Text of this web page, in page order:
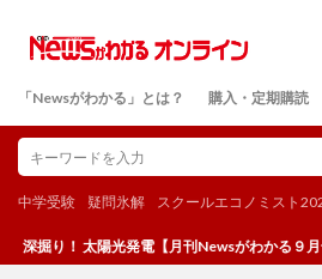
「Newsがわかる」とは？ 購入・定期購読
中学受験 疑問氷解 スクールエコノミスト
発電【月刊Newsがわかる９月号】
検索